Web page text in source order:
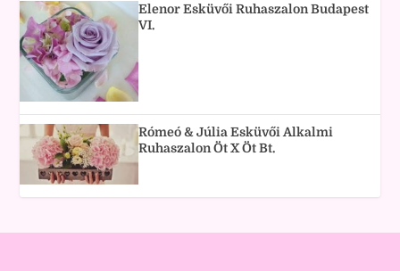
Elenor Esküvői Ruhaszalon Budapest
VI.
Rómeó & Júlia Esküvői Alkalmi
Ruhaszalon Öt X Öt Bt.